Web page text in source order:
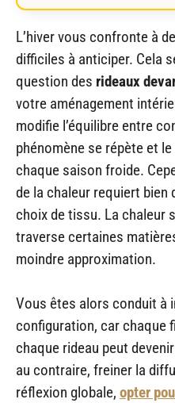
L’hiver vous confronte à
difficiles à anticiper. Cela
question des rideaux
votre aménagement
modifie l’équilibre entre
phénomène se répète et
chaque saison froide.
de la chaleur requiert bien
choix de tissu. La chaleur
traverse certaines
moindre approximation.
Vous êtes alors conduit à
configuration, car chaque
chaque rideau peut
au contraire, freiner la
réflexion globale, opter